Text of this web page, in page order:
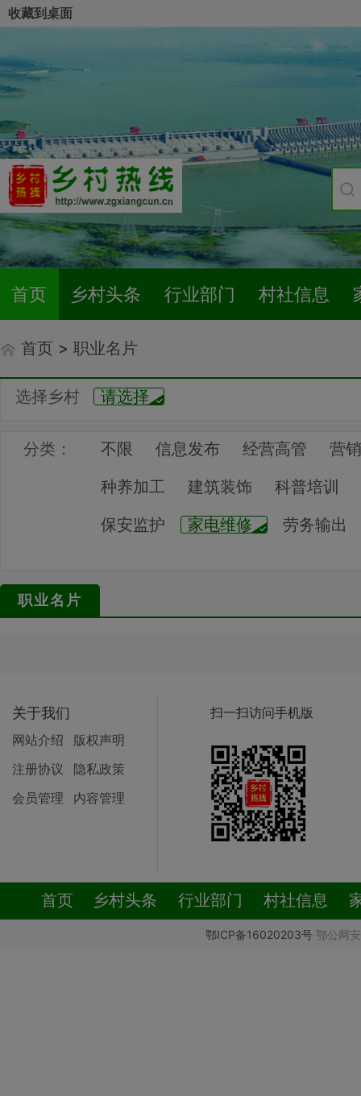
收藏到桌面
首页 乡村头条 行业部门 村社信息
首页 > 职业名片
选择乡村 请选择
分类： 不限 信息发布 经营高管
营
种养加工
建筑装饰
科普培训
保安监护
家电维修 劳务输出
职业名片
关于我们
网站介绍
版权声明
注册协议
隐私政策
会员管理
内容管理
扫一扫访问手机版
首页 乡村头条 行业部门 村社信息
鄂ICP备16020203号鄂公网